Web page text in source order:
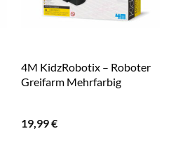
4M KidzRobotix – Roboter
Greifarm Mehrfarbig
19,99€